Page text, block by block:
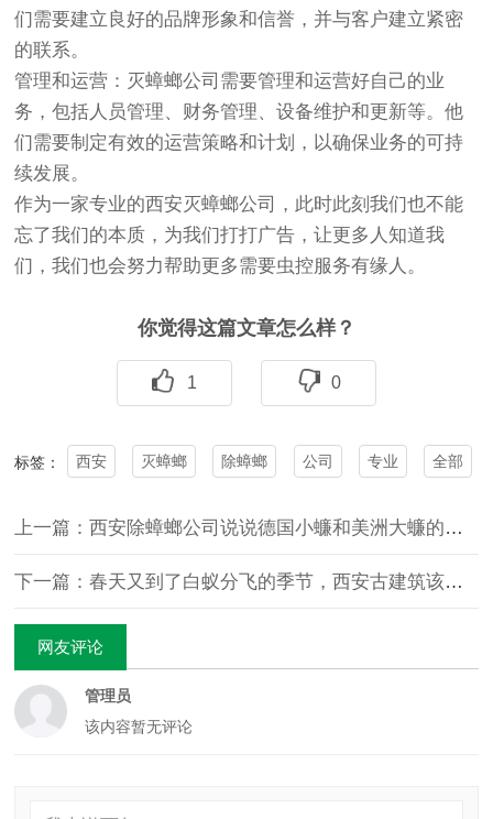
们需要建立良好的品牌形象和信誉，并与客户建立紧密
的联系。
管理和运营：灭蟑螂公司需要管理和运营好自己的业
务，包括人员管理、财务管理、设备维护和更新等。他
们需要制定有效的运营策略和计划，以确保业务的可持
续发展。
作为一家专业的西安灭蟑螂公司，此时此刻我们也不能
忘了我们的本质，为我们打打广告，让更多人知道我
们，我们也会努力帮助更多需要虫控服务有缘人。
你觉得这篇文章怎么样？
1 0
标签： 西安 灭蟑螂 除蟑螂 公司 专业 全部
上一篇：西安除蟑螂公司说说德国小蠊和美洲大蠊的区别
下一篇：春天又到了白蚁分飞的季节，西安古建筑该怎么样防治白蚁
网友评论
管理员
该内容暂无评论